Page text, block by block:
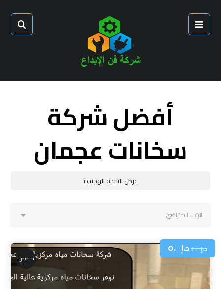
أفضل شركة
سخانات عجمان
عرض النتيجة الوحيدة
د.إ١٠.٠٠د.إ٥.٠٠
تخفيض!